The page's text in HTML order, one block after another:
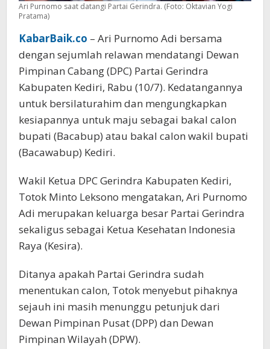
Ari Purnomo saat datangi Partai Gerindra. (Foto: Oktavian Yogi
Pratama)
KabarBaik.co – Ari Purnomo Adi bersama
dengan sejumlah relawan mendatangi Dewan
Pimpinan Cabang (DPC) Partai Gerindra
Kabupaten Kediri, Rabu (10/7). Kedatangannya
untuk bersilaturahim dan mengungkapkan
kesiapannya untuk maju sebagai bakal calon
bupati (Bacabup) atau bakal calon wakil bupati
(Bacawabup) Kediri.
Wakil Ketua DPC Gerindra Kabupaten Kediri,
Totok Minto Leksono mengatakan, Ari Purnomo
Adi merupakan keluarga besar Partai Gerindra
sekaligus sebagai Ketua Kesehatan Indonesia
Raya (Kesira).
Ditanya apakah Partai Gerindra sudah
menentukan calon, Totok menyebut pihaknya
sejauh ini masih menunggu petunjuk dari
Dewan Pimpinan Pusat (DPP) dan Dewan
Pimpinan Wilayah (DPW).